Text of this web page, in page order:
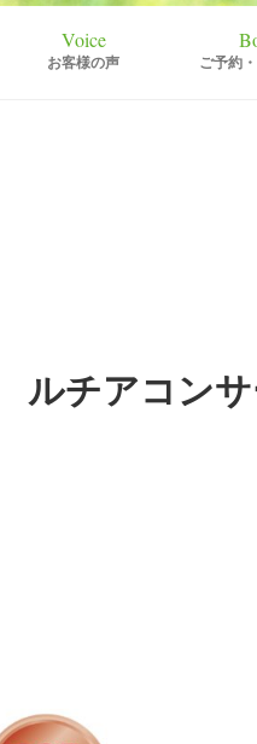
お客様の声 ご予約
チアコンサ